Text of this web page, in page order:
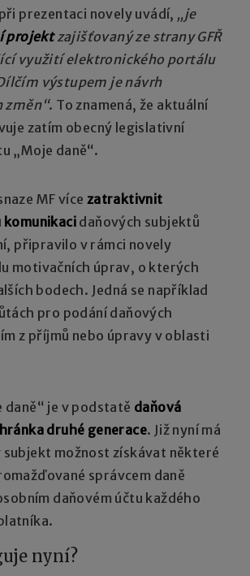
prezentaci novely uvádí, „je
projektzajišťovaný ze strany GFŘ
využití elektronického portálu
výstupem je návrh
změn“. To znamená, že aktuální
zatím obecný legislativní
„Moje daně“.
MF více zatraktivnit
daňových subjektů
připravilo v rámci novely
motivačních úprav, o kterých
bodech. Jedná se například
pro podání daňových
z příjmů nebo úpravy v oblasti
daně“ je v podstatě daňová
druhé generace. Již nyní má
subjekt možnost získávat některé
správcem daně
daňovém účtu každého
nyní?